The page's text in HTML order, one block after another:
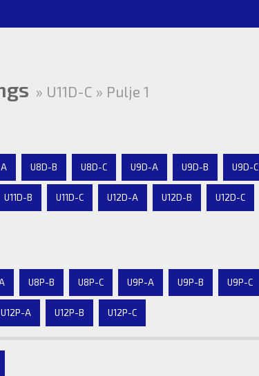
» U11D-C » Pulje 1
U8D-B U8D-C U9D-A U9D-B U9D-C
U11D-B U11D-C U12D-A U12D-B U12D-C
U8P-B U8P-C U9P-A U9P-B U9P-C
U12P-A U12P-B U12P-C